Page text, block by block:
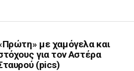
με χαμόγελα και
για τον Αστέρα
(pics)